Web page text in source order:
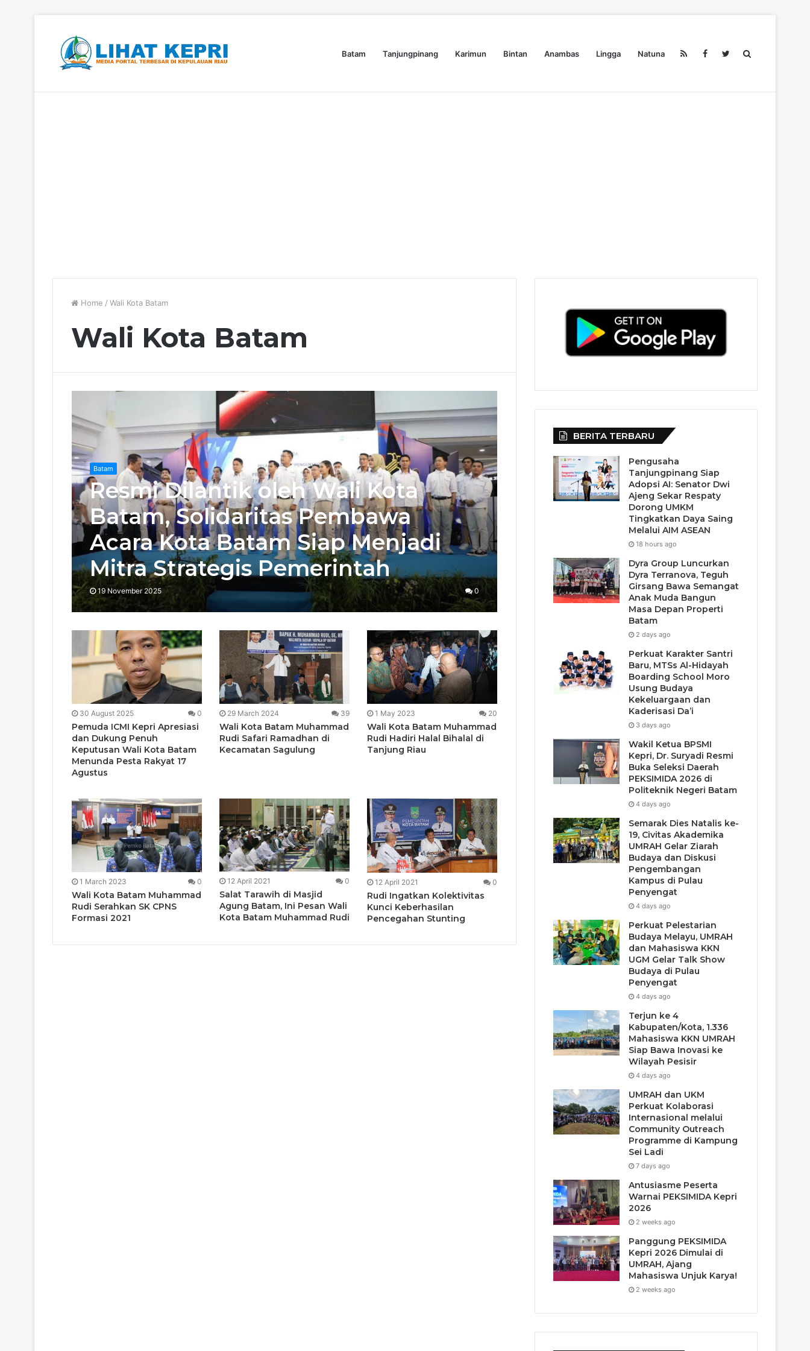
Batam Tanjungpinang Karimun Bintan Anambas Lingga Natuna
Berita Hangat Perkuat Karakter Santri Baru, MTSs Al-Hidayah Boarding School Moro Usung Budaya Kekeluargaan dan Kaderisasi Da’i Ekonomi
Home / Wali Kota Batam
Wali Kota Batam
Batam
Resmi Dilantik oleh Wali Kota
Batam, Solidaritas Pembawa
Acara Kota Batam Siap Menjadi
Mitra Strategis Pemerintah
19 November 2025 0
30 August 2025 0
Pemuda ICMI Kepri Apresiasi
dan Dukung Penuh
Keputusan Wali Kota Batam
Menunda Pesta Rakyat 17
Agustus
29 March 2024 39
Wali Kota Batam Muhammad
Rudi Safari Ramadhan di
Kecamatan Sagulung
1 May 2023 20
Wali Kota Batam Muhammad
Rudi Hadiri Halal Bihalal di
Tanjung Riau
1 March 2023 0
Wali Kota Batam Muhammad
Rudi Serahkan SK CPNS
Formasi 2021
12 April 2021 0
Salat Tarawih di Masjid
Agung Batam, Ini Pesan Wali
Kota Batam Muhammad Rudi
12 April 2021 0
Rudi Ingatkan Kolektivitas
Kunci Keberhasilan
Pencegahan Stunting
BERITA TERBARU
Pengusaha
Tanjungpinang Siap
Adopsi AI: Senator Dwi
Ajeng Sekar Respaty
Dorong UMKM
Tingkatkan Daya Saing
Melalui AIM ASEAN
18 hours ago
Dyra Group Luncurkan
Dyra Terranova, Teguh
Girsang Bawa Semangat
Anak Muda Bangun
Masa Depan Properti
Batam
2 days ago
Perkuat Karakter Santri
Baru, MTSs Al-Hidayah
Boarding School Moro
Usung Budaya
Kekeluargaan dan
Kaderisasi Da’i
3 days ago
Wakil Ketua BPSMI
Kepri, Dr. Suryadi Resmi
Buka Seleksi Daerah
PEKSIMIDA 2026 di
Politeknik Negeri Batam
4 days ago
Semarak Dies Natalis ke-
19, Civitas Akademika
UMRAH Gelar Ziarah
Budaya dan Diskusi
Pengembangan
Kampus di Pulau
Penyengat
4 days ago
Perkuat Pelestarian
Budaya Melayu, UMRAH
dan Mahasiswa KKN
UGM Gelar Talk Show
Budaya di Pulau
Penyengat
4 days ago
Terjun ke 4
Kabupaten/Kota, 1.336
Mahasiswa KKN UMRAH
Siap Bawa Inovasi ke
Wilayah Pesisir
4 days ago
UMRAH dan UKM
Perkuat Kolaborasi
Internasional melalui
Community Outreach
Programme di Kampung
Sei Ladi
7 days ago
Antusiasme Peserta
Warnai PEKSIMIDA Kepri
2026
2 weeks ago
Panggung PEKSIMIDA
Kepri 2026 Dimulai di
UMRAH, Ajang
Mahasiswa Unjuk Karya!
2 weeks ago